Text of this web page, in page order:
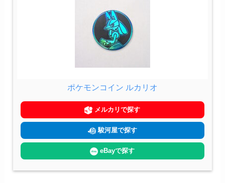
ポケモンコイン ルカリオ
メルカリで探す
駿河屋で探す
eBayで探す